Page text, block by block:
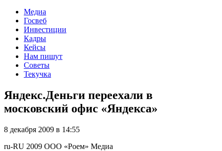
Медиа
Госвеб
Инвестиции
Кадры
Кейсы
Нам пишут
Советы
Текучка
Яндекс.Деньги переехали в
московский офис «Яндекса»
8 декабря 2009 в 14:55
ru-RU 2009 ООО «Роем» Медиа